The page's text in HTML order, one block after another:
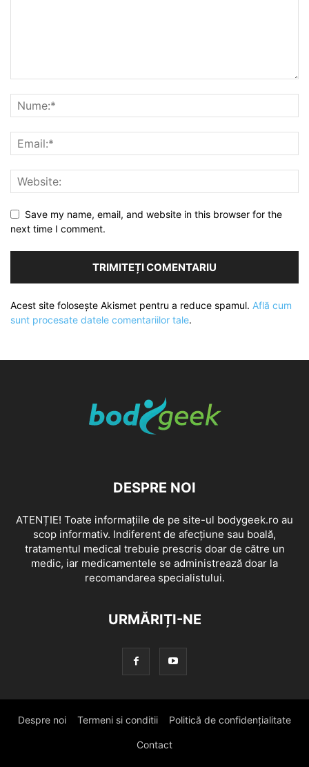
Save my name, email, and website in this browser for the
next time I comment.
Acest site folosește Akismet pentru a reduce spamul. Află cum
sunt procesate datele comentariilor tale.
DESPRE NOI
ATENȚIE! Toate informațiile de pe site-ul bodygeek.ro au
scop informativ. Indiferent de afecțiune sau boală,
tratamentul medical trebuie prescris doar de către un
medic, iar medicamentele se administrează doar la
recomandarea specialistului.
URMĂRIȚI-NE
Despre noi Termeni si conditii Politică de confidențialitate
Contact